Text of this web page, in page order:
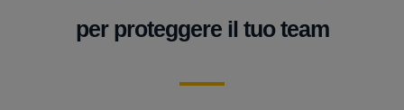
per proteggere il tuo team